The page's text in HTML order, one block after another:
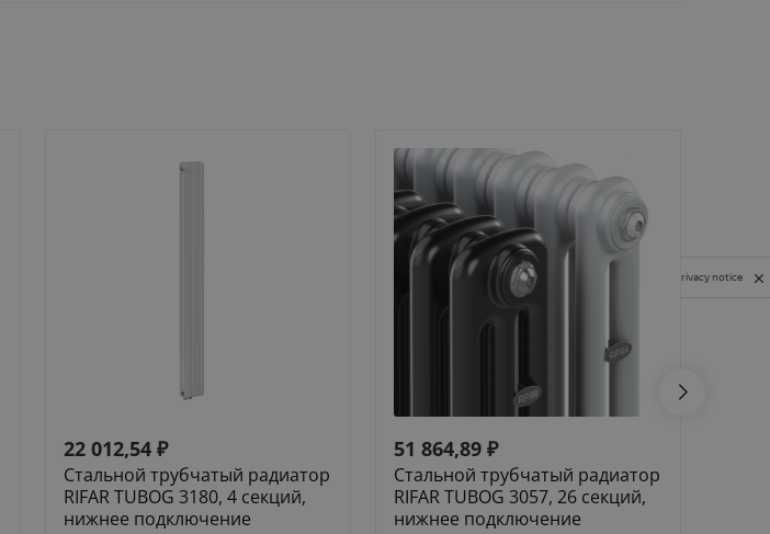
22 012,54 ₽
Стальной трубчатый радиатор
RIFAR TUBOG 3180, 4 секций,
нижнее подключение
51 864,89 ₽
Стальной трубчатый радиатор
RIFAR TUBOG 3057, 26 секций,
нижнее подключение
Privacy notice